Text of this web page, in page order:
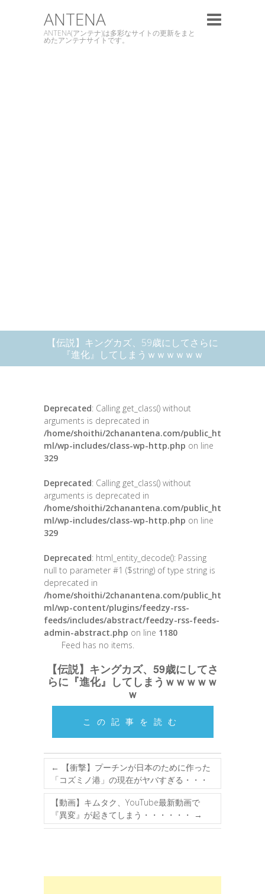
ANTENA
ANTENA(アンテナ)は多彩なサイトの更新をまと
めたアンテナサイトです。
【伝説】キングカズ、59歳にしてさらに
『進化』してしまうｗｗｗｗｗｗ
Deprecated: Calling get_class() without
arguments is deprecated in
/home/shoithi/2chanantena.com/public_ht
ml/wp-includes/class-wp-http.php on line
329
Deprecated: Calling get_class() without
arguments is deprecated in
/home/shoithi/2chanantena.com/public_ht
ml/wp-includes/class-wp-http.php on line
329
Deprecated: html_entity_decode(): Passing
null to parameter #1 ($string) of type string is
deprecated in
/home/shoithi/2chanantena.com/public_ht
ml/wp-content/plugins/feedzy-rss-
feeds/includes/abstract/feedzy-rss-feeds-
admin-abstract.php on line 1180
Feed has no items.
【伝説】キングカズ、59歳にしてさ
らに『進化』してしまうｗｗｗｗｗ
ｗ
この記事を読む
←
【衝撃】プーチンが日本のために作った
「コズミノ港」の現在がヤバすぎる・・・
【動画】キムタク、YouTube最新動画で
『異変』が起きてしまう・・・・・・
→